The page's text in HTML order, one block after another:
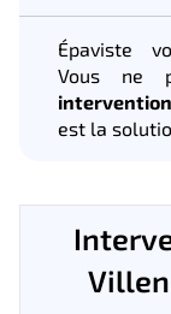
Épaviste
Vous ne
est la